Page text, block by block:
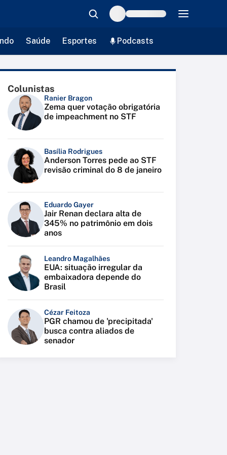
Saúde Esportes Podcasts
Colunistas
Ranier Bragon
Zema quer votação obrigatória
de impeachment no STF
Basília Rodrigues
Anderson Torres pede ao STF
revisão criminal do 8 de janeiro
Eduardo Gayer
Jair Renan declara alta de
345% no patrimônio em dois
anos
Leandro Magalhães
EUA: situação irregular da
embaixadora depende do
Brasil
Cézar Feitoza
PGR chamou de 'precipitada'
busca contra aliados de
senador